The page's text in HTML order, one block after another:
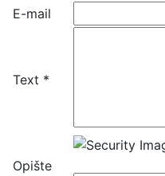
E-mail
Text *
Opište